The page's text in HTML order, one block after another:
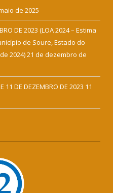
de 2025
DE 2023 (LOA 2024 – Estima
de Soure, Estado do
2024)21 de dezembro de
11 DE DEZEMBRO DE 2023 11